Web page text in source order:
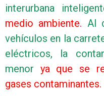
interurbana
medio ambiente. Al
vehículos en la
eléctricos, la
menor ya que se
gases contaminantes.